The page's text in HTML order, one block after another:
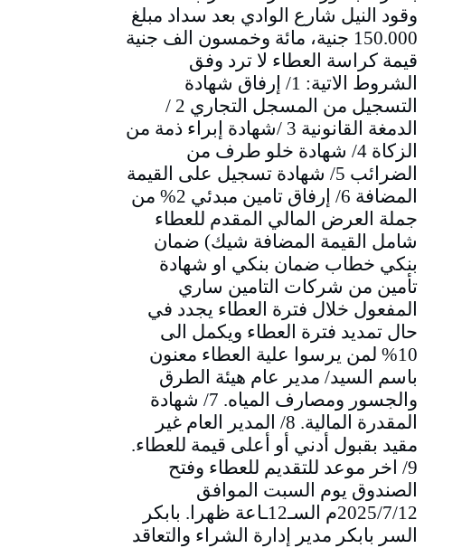
وقود النيل شارع الوادي بعد سداد مبلغ
150.000 جنية، مائة وخمسون الف جنية
قيمة كراسة العطاء لا ترد وفق
الشروط الاتية: 1/ إرفاق شهادة
التسجيل من المسجل التجاري 2 /
الدمغة القانونية 3 /شهادة إبراء ذمة من
الزكاة 4/ شهادة خلو طرف من
الضرائب 5/ شهادة تسجيل على القيمة
المضافة 6/ إرفاق تامين مبدئي 2% من
جملة العرض المالي المقدم للعطاء
شامل القيمة المضافة شيك) ضمان
بنكي خطاب ضمان بنكي او شهادة
تأمين من شركات التامين ساري
المفعول خلال فترة العطاء يجدد في
حال تمديد فترة العطاء ويكمل الى
10% لمن يرسوا علية العطاء معنون
باسم السيد/ مدير عام هيئة الطرق
والجسور ومصارف المياه. 7/ شهادة
المقدرة المالية. 8/ المدير العام غير
مقيد بقبول أدني أو أعلى قيمة للعطاء.
9/ اخر موعد للتقديم للعطاء وفتح
الصندوق يوم السبت الموافق
2025/7/12م السـ12ـاعة ظهرا. بابكر
السر بابكر مدير إدارة الشراء والتعاقد